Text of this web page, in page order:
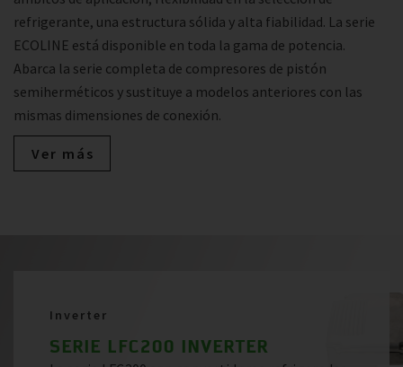
refrigerante, una estructura sólida y alta fiabilidad. La serie
ECOLINE está disponible en toda la gama de potencia.
Abarca la serie completa de compresores de pistón
semiherméticos y sustituye a modelos anteriores con las
mismas dimensiones de conexión.
Ver más
Inverter
SERIE LFC200 INVERTER